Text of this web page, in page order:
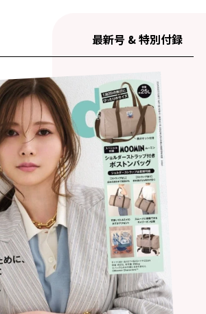
最新号 & 特別付録